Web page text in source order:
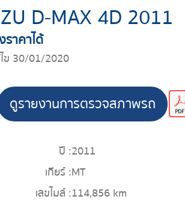
D-MAX 4D 2011
าคาได้
ข 30/01/2020
ดูรายงานการตรวจสภาพรถ
ปี :2011
เกียร์ :MT
เลขไมล์ :114,856 km